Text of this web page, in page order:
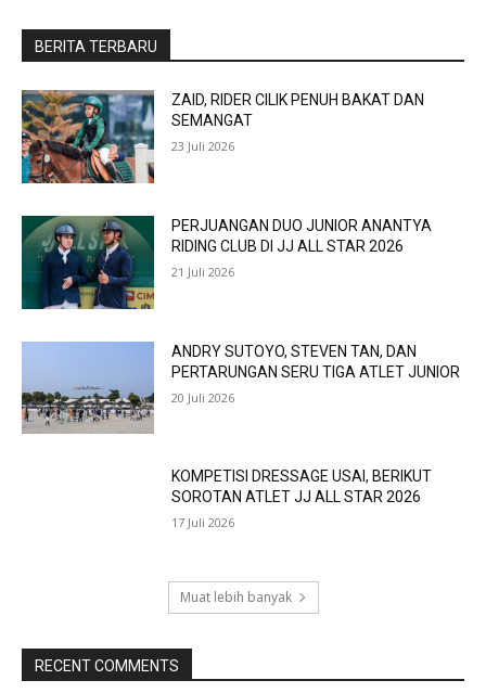
BERITA TERBARU
ZAID, RIDER CILIK PENUH BAKAT DAN
SEMANGAT
23 Juli 2026
PERJUANGAN DUO JUNIOR ANANTYA
RIDING CLUB DI JJ ALL STAR 2026
21 Juli 2026
ANDRY SUTOYO, STEVEN TAN, DAN
PERTARUNGAN SERU TIGA ATLET JUNIOR
20 Juli 2026
KOMPETISI DRESSAGE USAI, BERIKUT
SOROTAN ATLET JJ ALL STAR 2026
17 Juli 2026
Muat lebih banyak
RECENT COMMENTS